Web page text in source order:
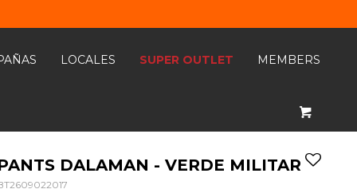
LOCALES SUPER OUTLET MEMBERS
DALAMAN - VERDE MILITAR